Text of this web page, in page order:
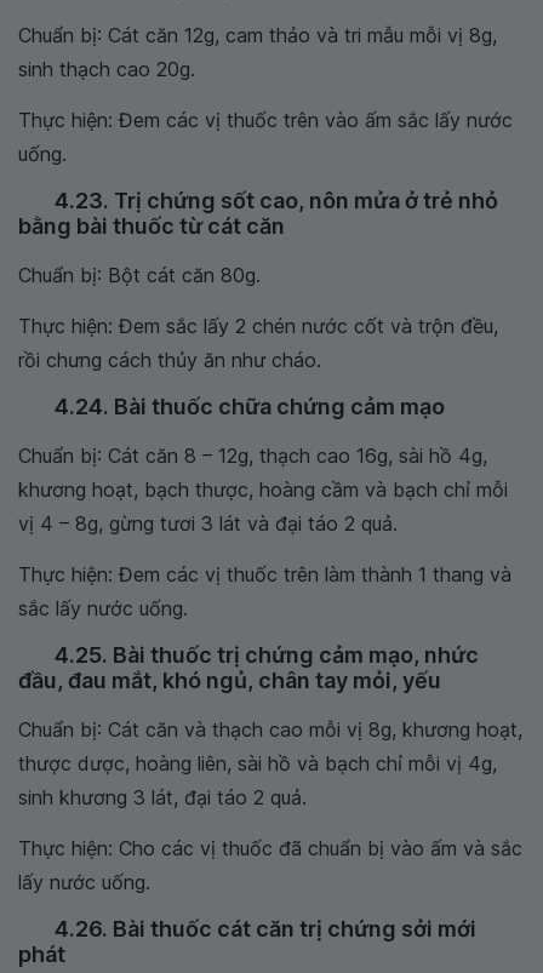
Chuẩn bị: Cát căn 12g, cam thảo và tri mẫu mỗi vị 8g,
sinh thạch cao 20g.
Thực hiện: Đem các vị thuốc trên vào ấm sắc lấy nước
uống.
4.23. Trị chứng sốt cao, nôn mửa ở trẻ nhỏ
bằng bài thuốc từ cát căn
Chuẩn bị: Bột cát căn 80g.
Thực hiện: Đem sắc lấy 2 chén nước cốt và trộn đều,
rồi chưng cách thủy ăn như cháo.
4.24. Bài thuốc chữa chứng cảm mạo
Chuẩn bị: Cát căn 8 – 12g, thạch cao 16g, sài hồ 4g,
khương hoạt, bạch thược, hoàng cầm và bạch chỉ mỗi
vị 4 – 8g, gừng tươi 3 lát và đại táo 2 quả.
Thực hiện: Đem các vị thuốc trên làm thành 1 thang và
sắc lấy nước uống.
4.25. Bài thuốc trị chứng cảm mạo, nhức
đầu, đau mắt, khó ngủ, chân tay mỏi, yếu
Chuẩn bị: Cát căn và thạch cao mỗi vị 8g, khương hoạt,
thược dược, hoàng liên, sài hồ và bạch chỉ mỗi vị 4g,
sinh khương 3 lát, đại táo 2 quả.
Thực hiện: Cho các vị thuốc đã chuẩn bị vào ấm và sắc
lấy nước uống.
4.26. Bài thuốc cát căn trị chứng sởi mới
phát